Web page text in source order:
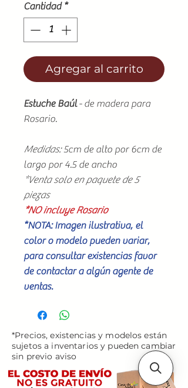
Cantidad *
Agregar al carrito
Estuche Baúl- de madera para
Rosario.
Medidas:5cm de alto por 6cm de
largo por 4.5 de ancho
*Venta solo en paquete de 5
piezas
*NO incluye Rosario
*NOTA: Imagen ilustrativa, el
color o modelo pueden variar,
para consultar existencias favor
de contactar a algún agente de
ventas.
*Precios, existencias y modelos están
sujetos a inventarios y pueden cambiar
sin previo aviso